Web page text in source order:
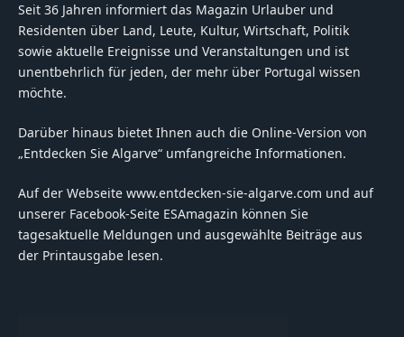
Seit 36 Jahren informiert das Magazin Urlauber und
Residenten über Land, Leute, Kultur, Wirtschaft, Politik
sowie aktuelle Ereignisse und Veranstaltungen und ist
unentbehrlich für jeden, der mehr über Portugal wissen
möchte.
Darüber hinaus bietet Ihnen auch die Online-Version von
„Entdecken Sie Algarve“ umfangreiche Informationen.
Auf der Webseite www.entdecken-sie-algarve.com und auf
unserer Facebook-Seite ESAmagazin können Sie
tagesaktuelle Meldungen und ausgewählte Beiträge aus
der Printausgabe lesen.